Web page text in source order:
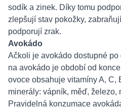
sodík a zinek. Díky tomu
zlepšují stav pokožky,
podporují zrak.
Avokádo
Ačkoli je avokádo dostupné
na avokádo je období od
ovoce obsahuje vitamíny A, C,
minerály: vápník, měď, železo,
Pravidelná konzumace